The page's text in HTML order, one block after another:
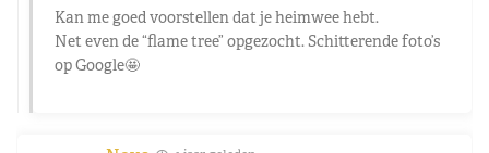
Kan me goed voorstellen dat je heimwee hebt.
Net even de “flame tree” opgezocht. Schitterende foto’s
op Google🤩